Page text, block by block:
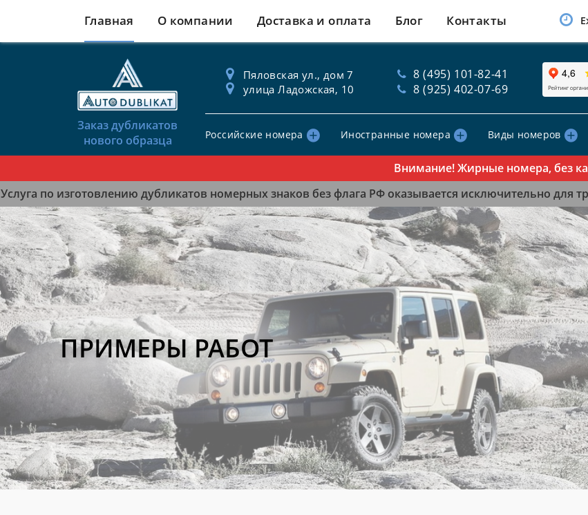
Главная О компании Доставка и оплата Блог Контакты
Заказ дубликатов
нового образца
Пяловская ул., дом 7
улица Ладожская, 10
8 (495) 101-82-41
8 (925) 402-07-69
Российские номера Иностранные номера Виды номеров
Внимание! Жирные номера, без
Услуга по изготовлению дубликатов номерных знаков без флага РФ оказывается исключительно для
ПРИМЕРЫ РАБОТ